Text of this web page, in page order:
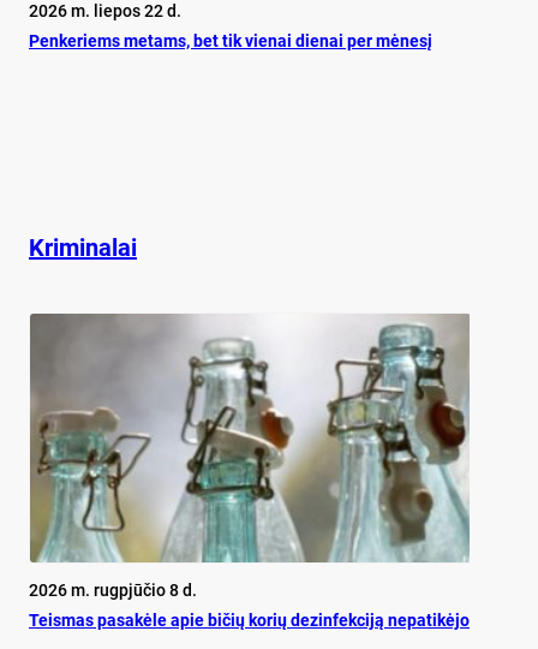
2026 m. liepos 22 d.
Pen­ke­riems me­tams, bet tik vie­nai die­nai per mė­ne­sį
Kriminalai
2026 m. rugpjūčio 8 d.
Teis­mas pa­sa­kė­le apie bi­čių ko­rių de­zin­fek­ci­ją ne­pa­ti­kė­jo